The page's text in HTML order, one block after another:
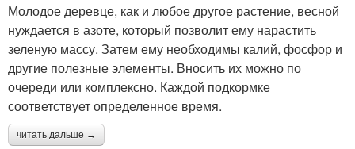
Молодое деревце, как и любое другое растение, весной
нуждается в азоте, который позволит ему нарастить
зеленую массу. Затем ему необходимы калий, фосфор и
другие полезные элементы. Вносить их можно по
очереди или комплексно. Каждой подкормке
соответствует определенное время.
читать дальше →